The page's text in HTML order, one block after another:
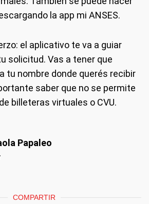
la app mi ANSES.
el aplicativo te va a guiar
solicitud. Vas a tener que
tu nombre donde querés recibir
saber que no se permite
billeteras virtuales o CVU.
Papaleo
COMPARTIR